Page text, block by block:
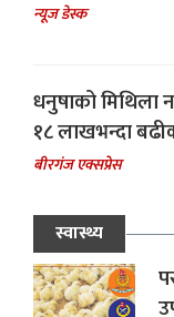
न्यूज डेस्क
धनुषाको मिथिला
१८ लाखभन्दा
बीरगंज एक्सप्रेस
स्वास्थ्य